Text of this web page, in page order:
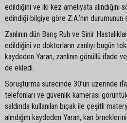
edildiğini ve iki kez ameliyata alındığını
edindiği bilgiye göre Z.A.’nın
Zanlının dün Barış Ruh ve Sinir
edildiğini ve doktorların zanlıyı bugün
kaydeden Yaran, zanlının gönüllü ifade
de ekledi.
Soruşturma sürecinde 30’un üzerinde
telefonları ve güvenlik kamerası
saldırıda kullanılan bıçak ile çeşitli
alındığını kaydeden Yaran, kan